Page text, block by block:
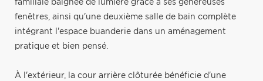
familiale baignée de lumière grâce à ses généreuses
fenêtres, ainsi qu'une deuxième salle de bain complète
intégrant l'espace buanderie dans un aménagement
pratique et bien pensé.
À l'extérieur, la cour arrière clôturée bénéficie d'une